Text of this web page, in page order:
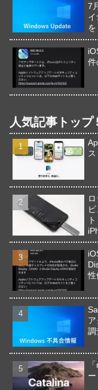
7
を
件
人気記事トップ
性
調